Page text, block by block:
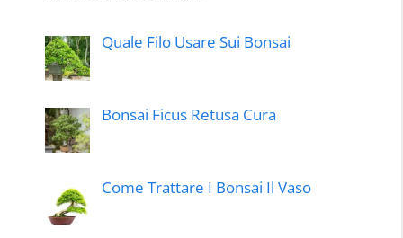
Quale Filo Usare Sui Bonsai
Bonsai Ficus Retusa Cura
Come Trattare I Bonsai Il Vaso